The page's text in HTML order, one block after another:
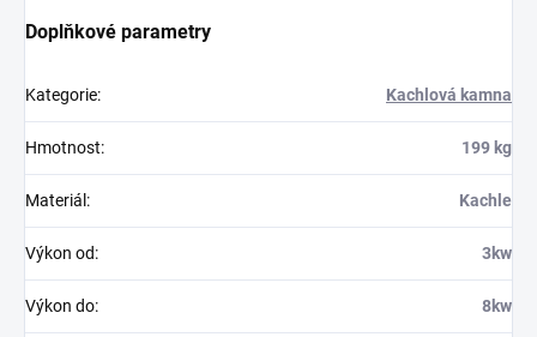
Doplňkové parametry
Kategorie: Kachlová kamna
Hmotnost: 199 kg
Materiál : Kachle
Výkon od: 3kw
Výkon do: 8kw